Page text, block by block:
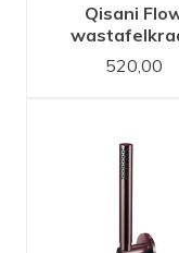
Qisani
inbouw 21 cm
Copper /
520,00